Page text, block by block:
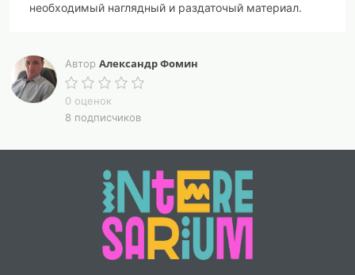
необходимый наглядный и раздаточый материал.
педагогических колледжей и вузов, родителей,
занимающихся с детьми самостоятельно.
Автор Александр Фомин
0 оценок
8 подписчиков